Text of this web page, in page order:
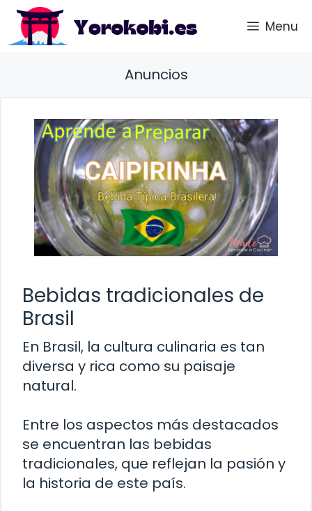
Saltar
contenido
Menu
Anuncios
Bebidas tradicionales de
Brasil
En Brasil, la cultura culinaria es tan
diversa y rica como su paisaje
natural.
Entre los aspectos más destacados
se encuentran las bebidas
tradicionales, que reflejan la pasión y
la historia de este país.